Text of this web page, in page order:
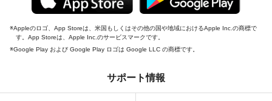
Appleのロゴ、App Storeは、米国もしくはその他の国や地域におけるApple Inc.の商標で
す。App Storeは、Apple Inc.のサービスマークです。
Google Play および Google Play ロゴは Google LLC の商標です。
サポート情報